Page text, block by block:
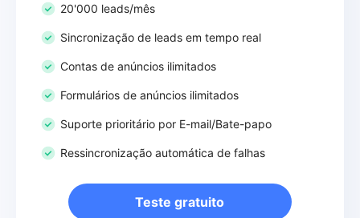
20'000 leads/mês
Sincronização de leads em tempo real
Contas de anúncios ilimitados
Formulários de anúncios ilimitados
Suporte prioritário por E-mail/Bate-papo
Ressincronização automática de falhas
Teste gratuito